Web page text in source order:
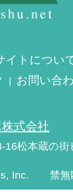
イトについ
お問い合
式会社
松本蔵の街
Inc. 禁無